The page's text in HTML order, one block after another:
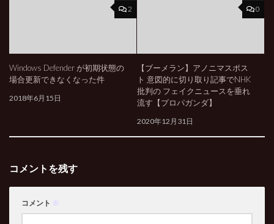
2
Windows Defender が初期状態の
場合更新できなくなった件
2018年6月15日
0
【ブーメラン】アノニマスポス
ト 意図的に切り取り記事でNHK
批判の フェイクニュースを垂れ
流す【プロパガンダ】
2020年12月31日
コメントを残す
コメント ※